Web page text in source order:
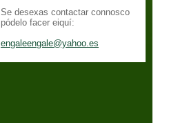
Se desexas contactar connosco
pódelo facer eiquí:
engaleengale@yahoo.es